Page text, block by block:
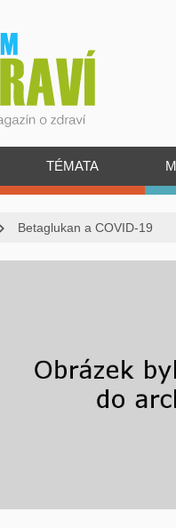
TÉMATA
Betaglukan a COVID-19